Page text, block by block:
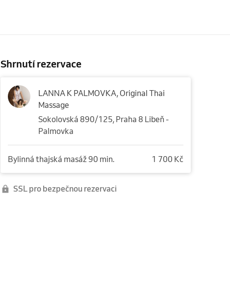
Shrnutí rezervace
LANNA K PALMOVKA, Original Thai
Massage
Sokolovská 890/125, Praha 8 Libeň -
Palmovka
Bylinná thajská masáž 90 min. 1 700 Kč
SSL pro bezpečnou rezervaci